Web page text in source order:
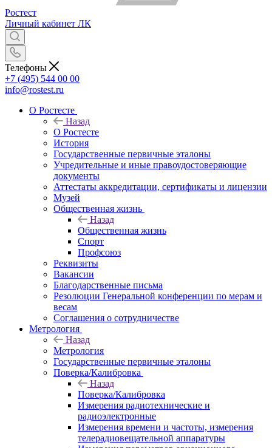
Ростест
Личный кабинет ЛК
Телефоны
+7 (495) 544 00 00
info@rostest.ru
О Ростесте
Назад
О Ростесте
История
Государственные первичные эталоны
Учредительные и иные правоудостоверяющие
документы
Аттестаты аккредитации, сертификаты и лицензии
Музей
Общественная жизнь
Назад
Общественная жизнь
Спорт
Профсоюз
Реквизиты
Вакансии
Благодарственные письма
Резолюции Генеральной конференции по мерам и
весам
Соглашения о сотрудничестве
Метрология
Назад
Метрология
Государственные первичные эталоны
Поверка/Калибровка
Назад
Поверка/Калибровка
Измерения радиотехнические и
радиоэлектронные
Измерения времени и частоты, измерения
телерадиовещательной аппаратуры